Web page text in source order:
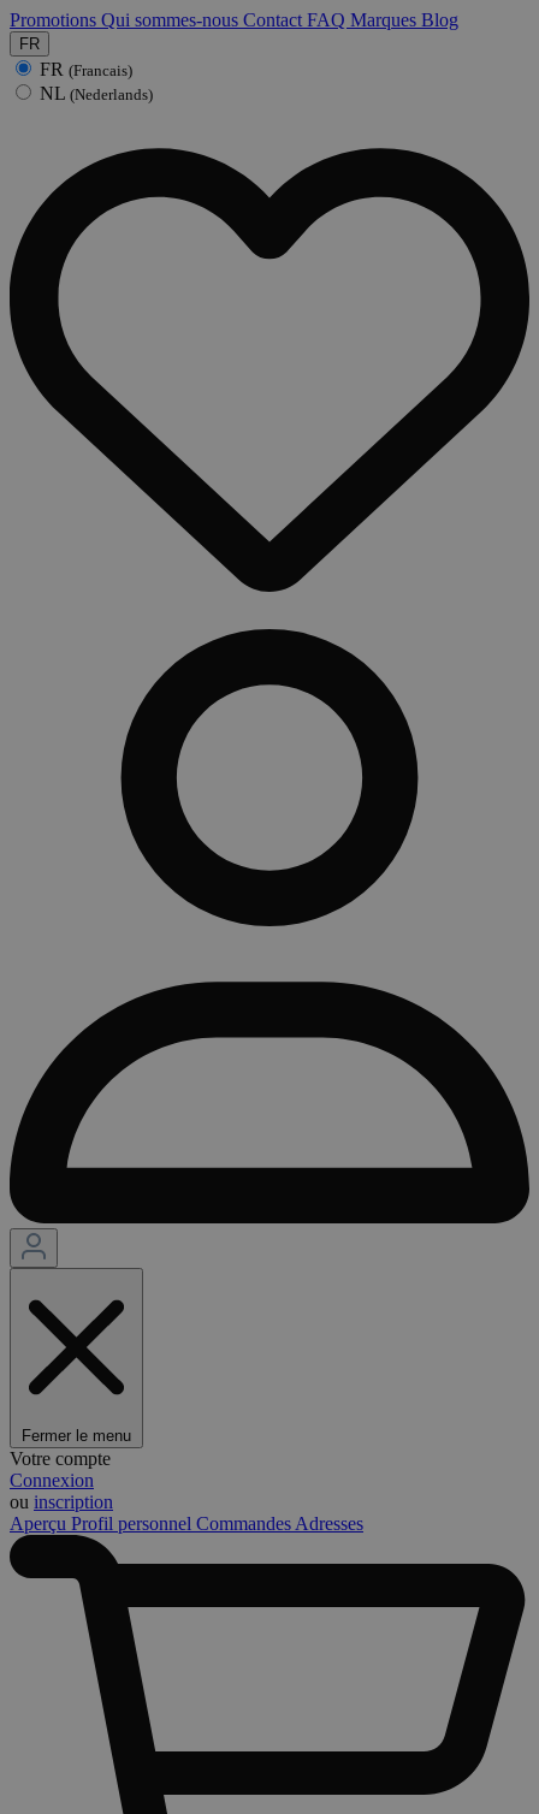
Promotions Qui sommes-nous Contact FAQ Marques Blog
FR
FR (Francais)
NL (Nederlands)
Fermer le menu
Votre compte
Connexion
ou inscription
Aperçu Profil personnel Commandes Adresses